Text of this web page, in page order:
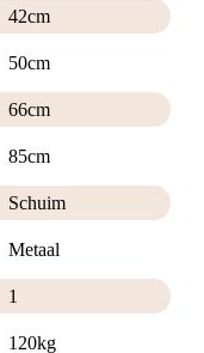
42cm
50cm
66cm
85cm
Schuim
Metaal
1
120kg